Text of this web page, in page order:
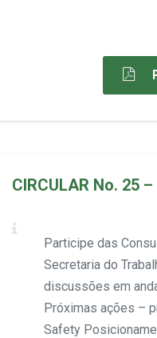
CIRCULAR No. 25
Participe das
Secretaria do
discussões em
Próximas ações –
Safety